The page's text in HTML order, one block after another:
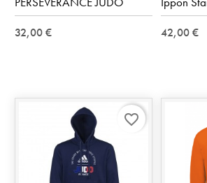
32,00 € 42,00 €
favorite_border